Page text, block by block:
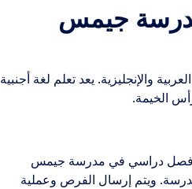
مدرسة جيمس
والإنجليزية. يعد تعلم لغة أجنبية
الخيمة.
من 1 إلى 11 ويتم تقديمها في كل فصل دراسي في مدرسة جيمس
واحدة في الأسبوع، لمدة 45 دقيقة بعد المدرسة. ويتم إرسال الفرص وعملية